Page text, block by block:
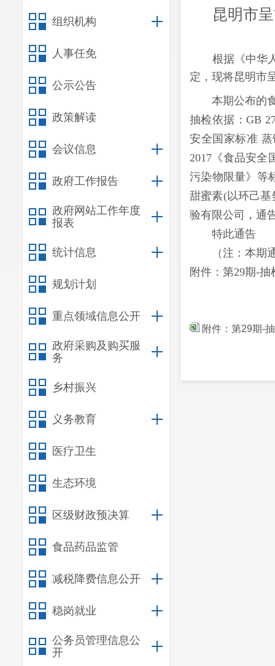
组织机构
人事任免
公示公告
政策解读
会议信息
政府工作报告
政府网站工作年度
报表
统计信息
规划计划
重点领域信息公开
政府采购及购买服
务
乡村振兴
义务教育
医疗卫生
生态环境
区级财政预决算
食品药品监管
减税降费信息公开
稳岗就业
公务员管理信息公
开
昆明市
根据《中华
定，现将昆明市
本期公布的
抽检依据：GB
安全国家标准
2017《食品安全
污染物限量》等
甜蜜素(以环己
验有限公司，通
特此通告
（注：本
附件：第29期-抽
附件：第29期-